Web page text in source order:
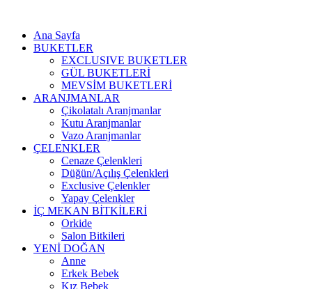
Ana Sayfa
BUKETLER
EXCLUSIVE BUKETLER
GÜL BUKETLERİ
MEVSİM BUKETLERİ
ARANJMANLAR
Çikolatalı Aranjmanlar
Kutu Aranjmanlar
Vazo Aranjmanlar
ÇELENKLER
Cenaze Çelenkleri
Düğün/Açılış Çelenkleri
Exclusive Çelenkler
Yapay Çelenkler
İÇ MEKAN BİTKİLERİ
Orkide
Salon Bitkileri
YENİ DOĞAN
Anne
Erkek Bebek
Kız Bebek